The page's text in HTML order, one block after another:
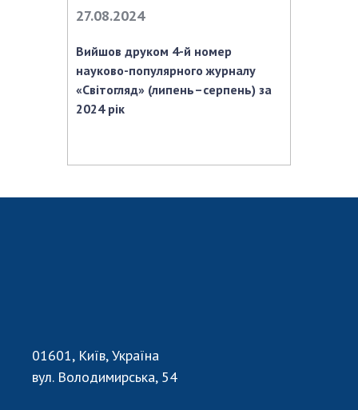
Членство в міжнародних організаціях
Міжнародні угоди
Міжнародні програми та конкурси
ДОКУМЕНТИ
Бланки документів
АКАДЕМІЯ КОМЕНТУЄ
27.08.2024
Вийшов друком 4-й номер
науково-популярного журналу
«Світогляд» (липень–серпень) за
2024 рік
01601, Київ, Україна
вул. Володимирська, 54